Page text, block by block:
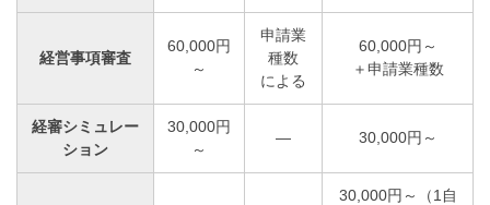
経営事項審査
60,000円
～
申請業
種数
による
60,000円～
＋申請業種数
経審シミュレー
ション
30,000円
～
― 30,000円～
30,000円～（1自